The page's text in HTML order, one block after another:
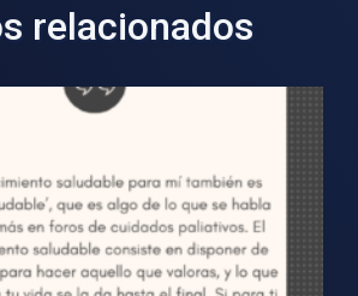
relacionados